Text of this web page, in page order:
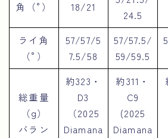
角（°）
18/21
24.5
ライ角
（°）
57/57/5
7.5/58
57/57.5/
59/59.5
総重量
（g）
バラン
約323・
D3
（2025
Diamana
約311・
C9
(2025
Diamana